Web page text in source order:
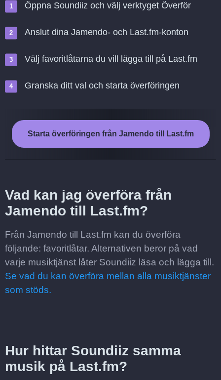
Öppna Soundiiz och välj verktyget Överför
Anslut dina Jamendo- och Last.fm-konton
Välj favoritlåtarna du vill lägga till på Last.fm
Granska ditt val och starta överföringen
Starta överföringen från Jamendo till Last.fm
Vad kan jag överföra från
Jamendo till Last.fm?
Från Jamendo till Last.fm kan du överföra
följande: favoritlåtar. Alternativen beror på vad
varje musiktjänst låter Soundiiz läsa och lägga till.
Se vad du kan överföra mellan alla musiktjänster
som stöds.
Hur hittar Soundiiz samma
musik på Last.fm?